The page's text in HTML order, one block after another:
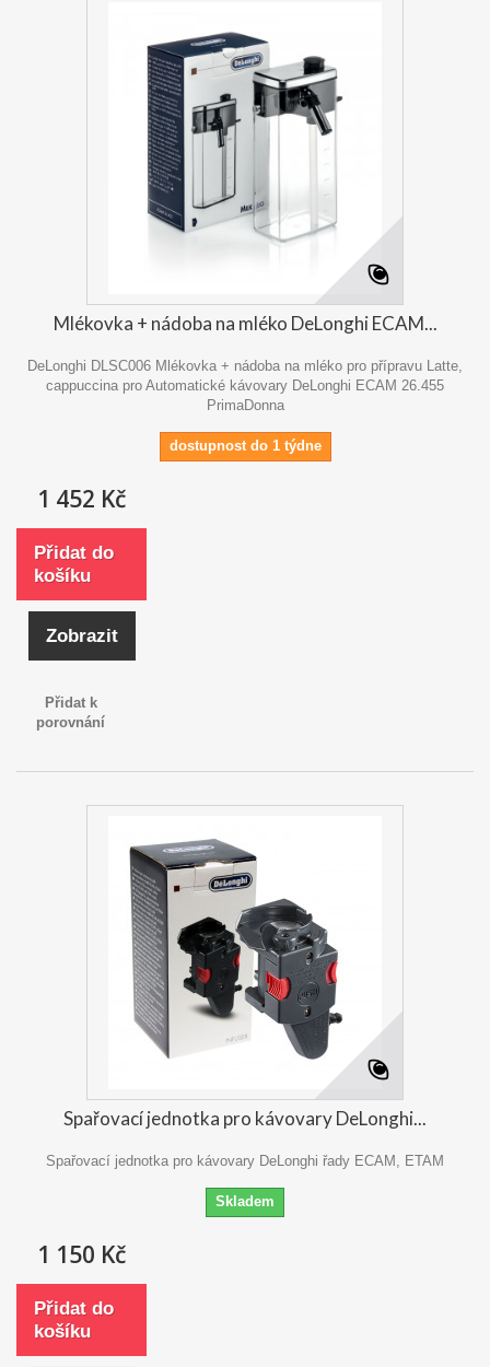
Mlékovka + nádoba na mléko DeLonghi ECAM...
DeLonghi DLSC006 Mlékovka + nádoba na mléko pro přípravu Latte,
cappuccina pro Automatické kávovary DeLonghi ECAM 26.455
PrimaDonna
dostupnost do 1 týdne
1 452 Kč
Přidat do
košíku
Zobrazit
Přidat k
porovnání
Spařovací jednotka pro kávovary DeLonghi...
Spařovací jednotka pro kávovary DeLonghi řady ECAM, ETAM
Skladem
1 150 Kč
Přidat do
košíku